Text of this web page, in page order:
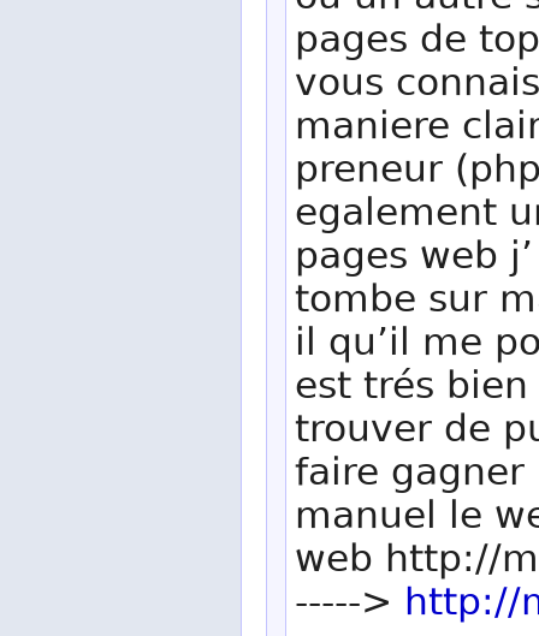
pages de
vous
maniere
preneur
egalement
pages web
tombe sur
il qu’il me
est trés
trouver de
faire
manuel le
web http://
-----> http://